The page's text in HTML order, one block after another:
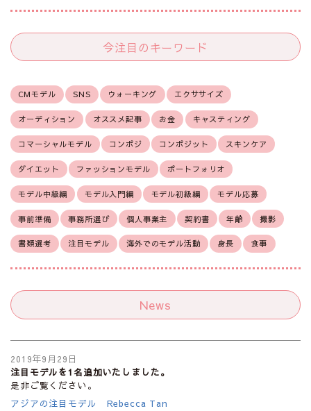
今注目のキーワード
CMモデル SNS ウォーキング エクササイズ
オーディション オススメ記事 お金 キャスティング
コマーシャルモデル コンポジ コンポジット スキンケア
ダイエット ファッションモデル ポートフォリオ
モデル中級編 モデル入門編 モデル初級編 モデル応募
事前準備 事務所選び 個人事業主 契約書 年齢 撮影
書類選考 注目モデル 海外でのモデル活動 身長 食事
News
2019年9月29日
注目モデルを1名追加いたしました。
是非ご覧ください。
アジアの注目モデル Rebecca Tan